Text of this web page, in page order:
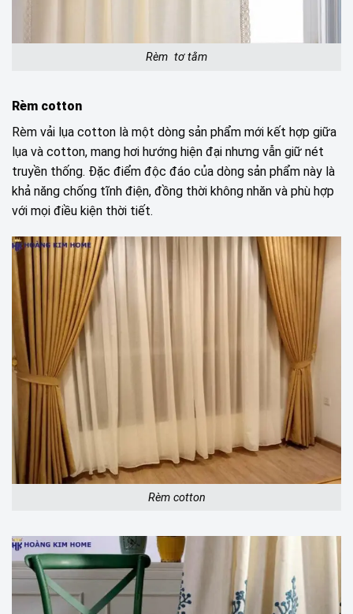
Rèm tơ tằm
Rèm cotton
Rèm vải lụa cotton là một dòng sản phẩm mới kết hợp giữa
lụa và cotton, mang hơi hướng hiện đại nhưng vẫn giữ nét
truyền thống. Đặc điểm độc đáo của dòng sản phẩm này là
khả năng chống tĩnh điện, đồng thời không nhăn và phù hợp
với mọi điều kiện thời tiết.
Rèm cotton